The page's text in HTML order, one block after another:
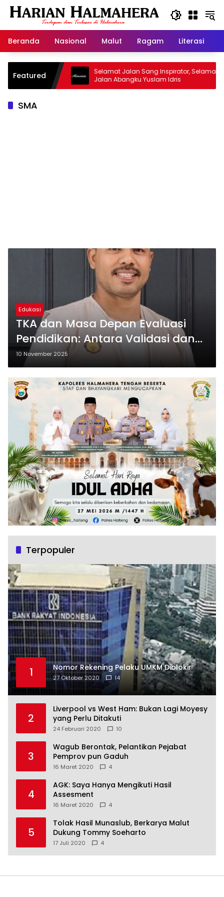
Langsung
Beranda
Nasional Malut Ragam Literasi
Featured
Warisan
Selamat Jalan Sang Inspirator, Selamat
Jalan Abangku Yuslam Idris
SMA
Edukasi
TKA dan Masa Depan Evaluasi
Pendidikan: Antara Validasi dan
Kompleksitas
10 November 2025
Terpopuler
1 Nomor Rekening Pelaku UMKM Diblokir
27 Oktober 2020 14
2
Liverpool vs West Ham: Bukan Lagi Moyesy
yang Perlu Ditakuti
24 Februari 2020 10
3
Wagub Berontak, Pelantikan Pejabat
Pemprov pun Gaduh
16 Maret 2020 4
4
AGK: Saya Hanya Mengikuti Hasil
Assesment
16 Maret 2020 4
5
Tolak Hasil Munaslub, Berkarya Malut
Dukung Tommy Soeharto
17 Juli 2020 4